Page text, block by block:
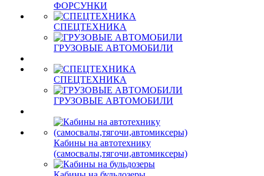
ФОРСУНКИ
СПЕЦТЕХНИКА
ГРУЗОВЫЕ АВТОМОБИЛИ
СПЕЦТЕХНИКА
ГРУЗОВЫЕ АВТОМОБИЛИ
Кабины на автотехнику
(самосвалы,тягочи,автомиксеры)